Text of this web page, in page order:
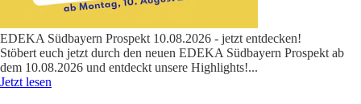
EDEKA Südbayern Prospekt 10.08.2026 - jetzt entdecken!
Stöbert euch jetzt durch den neuen EDEKA Südbayern Prospekt ab
dem 10.08.2026 und entdeckt unsere Highlights!...
Jetzt lesen